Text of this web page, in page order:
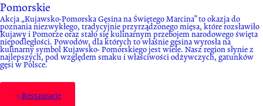
Pomorskie
Akcja „Kujawsko-Pomorska Gęsina na Świętego Marcina” to okazja do
poznania niezwykłego, tradycyjnie przyrządzonego mięsa, które rozsławiło
Kujawy i Pomorze oraz stało się kulinarnym przebojem narodowego święta
niepodległości. Powodów, dla których to właśnie gęsina wyrosła na
kulinarny symbol Kujawsko- Pomorskiego jest wiele. Nasz region słynie z
najlepszych, pod względem smaku i właściwości odżywczych, gatunków
gęsi w Polsce.
Restauracje